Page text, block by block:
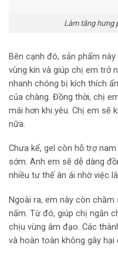
Làm tăng hưng phấn
Bên cạnh đó, sản phẩm
vùng kín và giúp chị em trở
nhanh chóng bị kích thích
của chàng. Đồng thời, chị
mái hơn khi yêu. Chị em sẽ
nữa.
Chưa kể, gel còn hỗ trợ
sớm. Anh em sẽ dễ dàng
nhiều tư thế ân ái nhờ việc
Ngoài ra, em này còn
nấm. Từ đó, giúp chị ngăn
chịu vùng âm đạo. Các
và hoàn toàn không gây